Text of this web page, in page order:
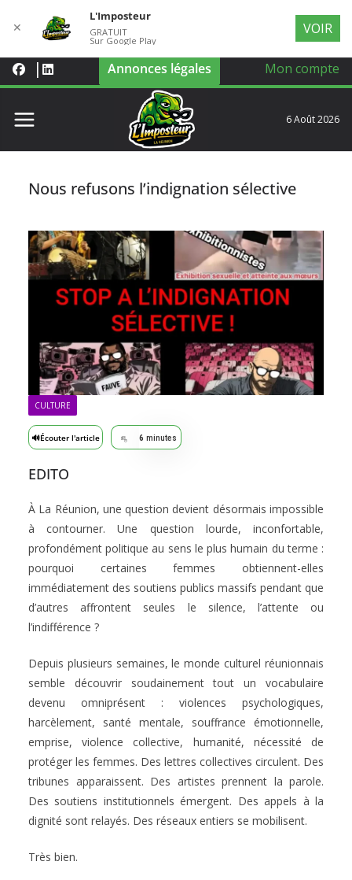
Annonces légales Mon compte
6 Août 2026
Nous refusons l’indignation sélective
CULTURE
🔊Écouter l'article 6 minutes
EDITO
À La Réunion, une question devient désormais impossible
à contourner. Une question lourde, inconfortable,
profondément politique au sens le plus humain du terme :
pourquoi certaines femmes obtiennent-elles
immédiatement des soutiens publics massifs pendant que
d’autres affrontent seules le silence, l’attente ou
l’indifférence ?
Depuis plusieurs semaines, le monde culturel réunionnais
semble découvrir soudainement tout un vocabulaire
devenu omniprésent : violences psychologiques,
harcèlement, santé mentale, souffrance émotionnelle,
emprise, violence collective, humanité, nécessité de
protéger les femmes. Des lettres collectives circulent. Des
tribunes apparaissent. Des artistes prennent la parole.
Des soutiens institutionnels émergent. Des appels à la
dignité sont relayés. Des réseaux entiers se mobilisent.
Très bien.
✕
L'Imposteur
GRATUIT
Sur Google Play
VOIR